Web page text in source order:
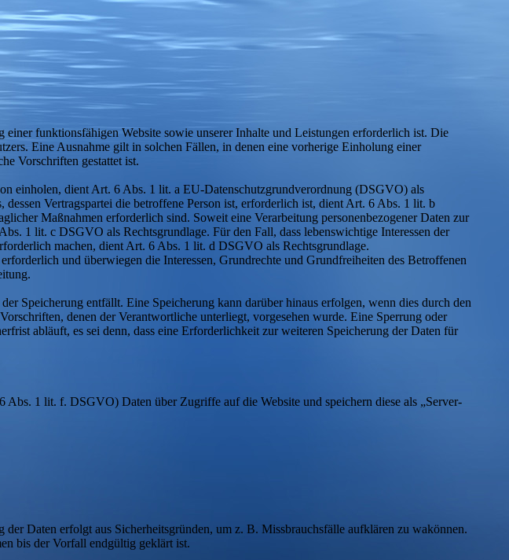
funktionsfähigen Website sowie unserer Inhalte und Leistungen erforderlich ist. Die
Eine Ausnahme gilt in solchen Fällen, in denen eine vorherige Einholung einer
Vorschriften gestattet ist.
einholen, dient Art. 6 Abs. 1 lit. a EU-Datenschutzgrundverordnung (DSGVO) als
Vertragspartei die betroffene Person ist, erforderlich ist, dient Art. 6 Abs. 1 lit. b
Maßnahmen erforderlich sind. Soweit eine Verarbeitung personenbezogener Daten zur
1 lit. c DSGVO als Rechtsgrundlage. Für den Fall, dass lebenswichtige Interessen der
machen, dient Art. 6 Abs. 1 lit. d DSGVO als Rechtsgrundlage.
und überwiegen die Interessen, Grundrechte und Grundfreiheiten des Betroffenen
Speicherung entfällt. Eine Speicherung kann darüber hinaus erfolgen, wenn dies durch den
denen der Verantwortliche unterliegt, vorgesehen wurde. Eine Sperrung oder
abläuft, es sei denn, dass eine Erforderlichkeit zur weiteren Speicherung der Daten für
Abs. 1 lit. f. DSGVO) Daten über Zugriffe auf die Website und speichern diese als „Server-
Daten erfolgt aus Sicherheitsgründen, um z. B. Missbrauchsfälle aufklären zu wakönnen.
bis der Vorfall endgültig geklärt ist.